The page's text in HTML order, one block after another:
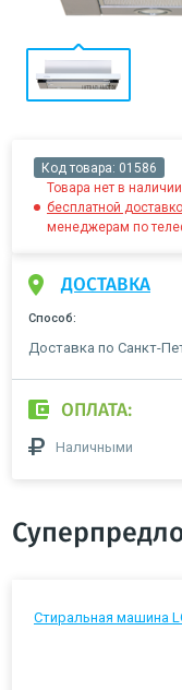
Код товара: 01586
Товара нет в наличии.
бесплатной
менеджерам по
ДОСТАВКА
Способ:
Доставка по Санкт-
ОПЛАТА:
Наличными
Стиральная машина